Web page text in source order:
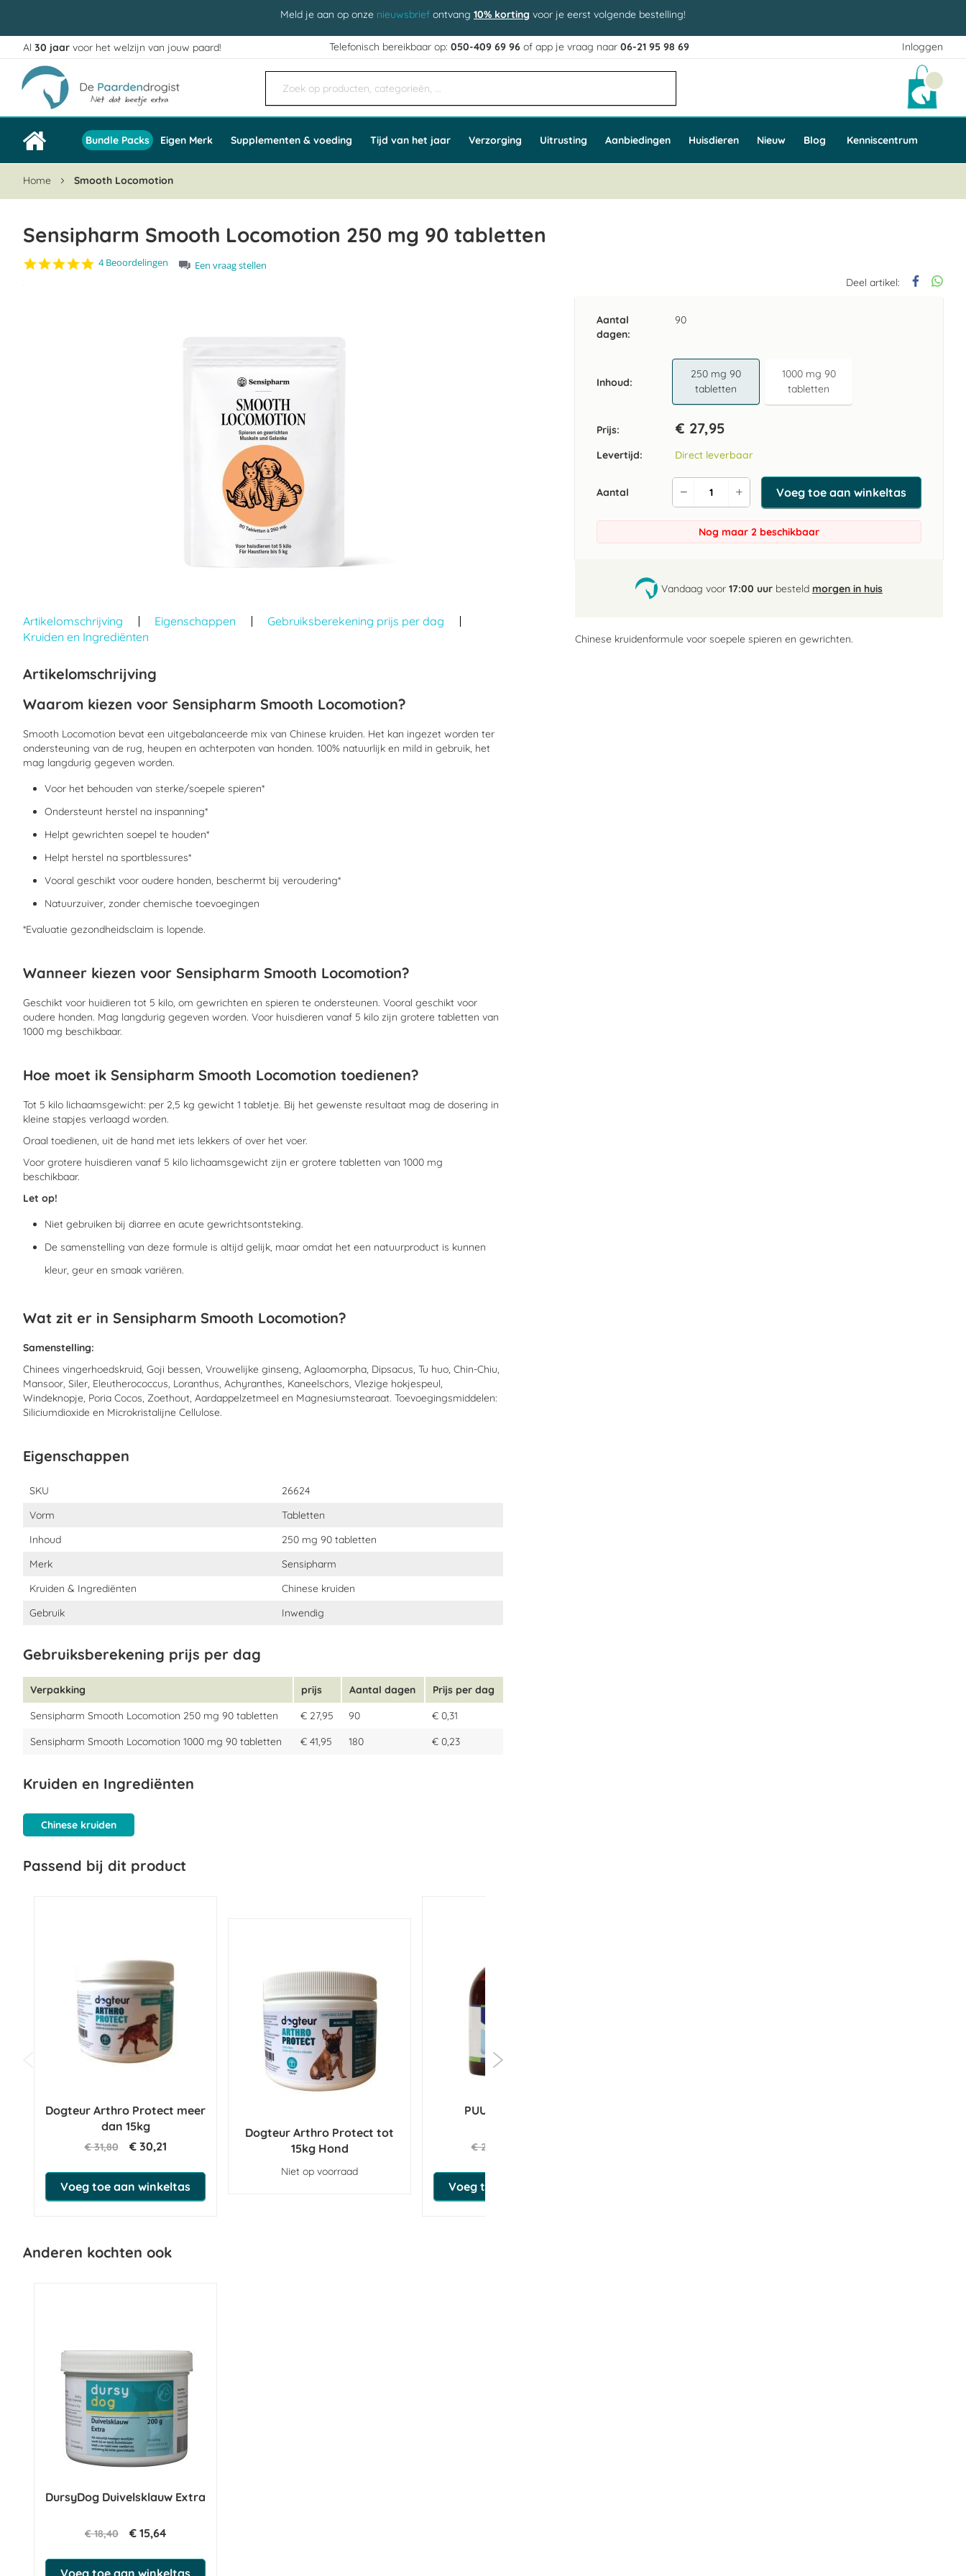
Meld je aan op onze nieuwsbrief ontvang 10% korting voor je eerst volgende bestelling!
Inloggen
Ga
naar
de
inhoud
Al 30 jaar voor het welzijn van jouw paard! Telefonisch bereikbaar op:050-409 69 96 of app je vraag naar06-21 95 98 69
Bundle Packs Eigen Merk Supplementen & voeding Tijd van het jaar Verzorging Uitrusting Aanbiedingen Huisdieren Nieuw Blog Kenniscentrum
Home Smooth Locomotion
Sensipharm Smooth Locomotion 250 mg 90 tabletten
4.8
4 Beoordelingen
Een vraag stellen
Deel artikel:
Aantal
dagen:
90
Inhoud
250 mg 90
tabletten
1000 mg 90
tabletten
Prijs: € 27,95
Levertijd: Direct leverbaar
Aantal
Verhoog
de
aantal
Verlaag
de
aantal
Voeg toe aan winkeltas
Nog maar 2 beschikbaar
Vandaag voor 17:00 uur besteld morgen in huis
Chinese kruidenformule voor soepele spieren en gewrichten.
naar
het
begin
de
gallerij
Artikelomschrijving Eigenschappen
Gebruiksberekening prijs per dag
Kruiden en Ingrediënten
Artikelomschrijving
Waarom kiezen voor Sensipharm Smooth Locomotion?
Smooth Locomotion bevat een uitgebalanceerde mix van Chinese kruiden. Het kan ingezet worden ter
ondersteuning van de rug, heupen en achterpoten van honden. 100% natuurlijk en mild in gebruik, het
mag langdurig gegeven worden.
Voor het behouden van sterke/soepele spieren*
Ondersteunt herstel na inspanning*
Helpt gewrichten soepel te houden*
Helpt herstel na sportblessures*
Vooral geschikt voor oudere honden, beschermt bij veroudering*
Natuurzuiver, zonder chemische toevoegingen
*Evaluatie gezondheidsclaim is lopende.
Wanneer kiezen voor Sensipharm Smooth Locomotion?
Geschikt voor huidieren tot 5 kilo, om gewrichten en spieren te ondersteunen. Vooral geschikt voor
oudere honden. Mag langdurig gegeven worden. Voor huisdieren vanaf 5 kilo zijn grotere tabletten van
1000 mg beschikbaar.
Hoe moet ik Sensipharm Smooth Locomotion toedienen?
Tot 5 kilo lichaamsgewicht: per 2,5 kg gewicht 1 tabletje. Bij het gewenste resultaat mag de dosering in
kleine stapjes verlaagd worden.
Oraal toedienen, uit de hand met iets lekkers of over het voer.
Voor grotere huisdieren vanaf 5 kilo lichaamsgewicht zijn er grotere tabletten van 1000 mg
beschikbaar.
Let op!
Niet gebruiken bij diarree en acute gewrichtsontsteking.
De samenstelling van deze formule is altijd gelijk, maar omdat het een natuurproduct is kunnen
kleur, geur en smaak variëren.
Wat zit er in Sensipharm Smooth Locomotion?
Samenstelling:
Chinees vingerhoedskruid, Goji bessen, Vrouwelijke ginseng, Aglaomorpha, Dipsacus, Tu huo, Chin-Chiu,
Mansoor, Siler, Eleutherococcus, Loranthus, Achyranthes, Kaneelschors, Vlezige hokjespeul,
Windeknopje, Poria Cocos, Zoethout, Aardappelzetmeel en Magnesiumstearaat. Toevoegingsmiddelen:
Siliciumdioxide en Microkristalijne Cellulose.
Eigenschappen
Eigenschappen
SKU
26624
Vorm
Tabletten
Inhoud
250 mg 90 tabletten
Merk
Sensipharm
Kruiden & Ingrediënten
Chinese kruiden
Gebruik
Inwendig
Gebruiksberekening prijs per dag
Verpakking prijs Aantal dagen
Prijs per dag
Sensipharm Smooth Locomotion 250 mg 90 tabletten
€ 27,95 90
€ 0,31
Sensipharm Smooth Locomotion 1000 mg 90 tabletten
€ 41,95 180 € 0,23
Kruiden en Ingrediënten
Chinese kruiden
Passend bij dit product
Dogteur Arthro Protect meer
dan 15kg
€ 31,80 € 30,21
Voeg toe aan winkeltas
Dogteur Arthro Protect tot
15kg Hond
Niet op voorraad
PUUR Veg Omega
€ 24,55
Voeg toe aan winkeltas
Anderen kochten ook
DursyDog Duivelsklauw Extra
€ 18,40 € 15,64
Voeg toe aan winkeltas